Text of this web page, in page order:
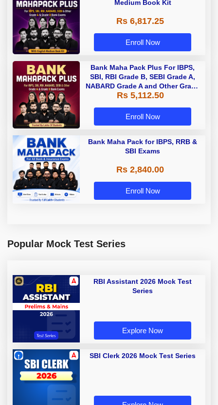
Medium Book Kit
Rs 6,817.25
Enroll Now
Bank Maha Pack Plus For IBPS,
SBI, RBI Grade B, SEBI Grade A,
NABARD Grade A and Other Grade
A & Grade B Bank Exams
Rs 5,112.50
Enroll Now
Bank Maha Pack for IBPS, RRB &
SBI Exams
Rs 2,840.00
Enroll Now
Popular Mock Test Series
RBI Assistant 2026 Mock Test
Series
Explore Now
SBI Clerk 2026 Mock Test Series